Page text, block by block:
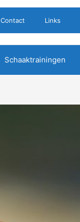
Contact Links
Schaaktrainingen